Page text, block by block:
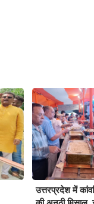
उत्तरप्रदेश में